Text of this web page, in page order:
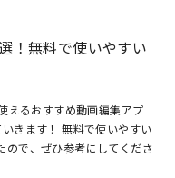
！無料で使いやすい
えるおすすめ動画編集アプ
きます！ 無料で使いやすい
ので、ぜひ参考にしてくださ